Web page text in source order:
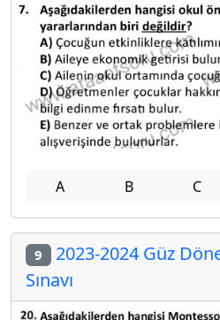
A B C
9 2023-2024 Güz
Sınavı